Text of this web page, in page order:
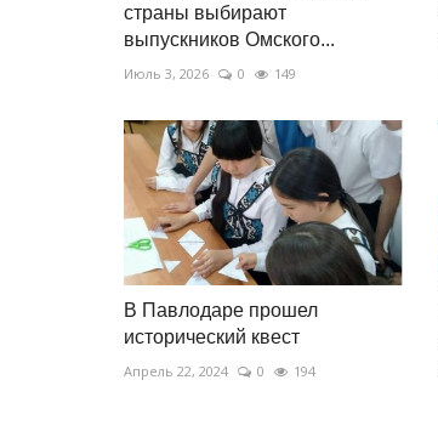
страны выбирают
выпускников Омского...
Июль 3, 2026 0 149
В Павлодаре прошел
исторический квест
Апрель 22, 2024 0 194